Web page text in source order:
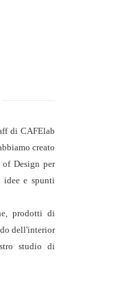
di CAFElab
creato
Design per
e spunti
prodotti di
dell'interior
studio di